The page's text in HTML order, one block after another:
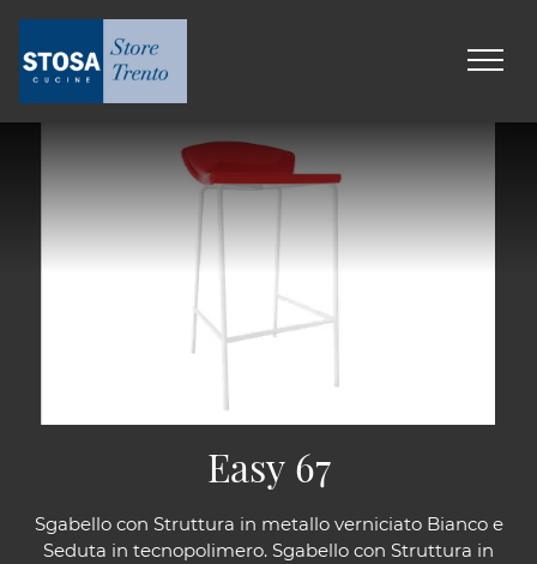
Sgabello con Struttura in metallo verniciato Bianco e
Seduta in tecnopolimero. Sgabello con Struttura in
Easy 67